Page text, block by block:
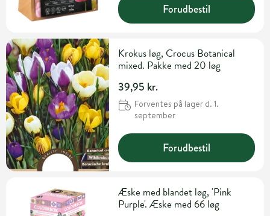
Forudbestil
Krokus løg, Crocus Botanical
mixed. Pakke med 20 løg
39,95 kr.
Forventes på lager d. 1.
september
Forudbestil
Æske med blandet løg, 'Pink
Purple'. Æske med 66 løg